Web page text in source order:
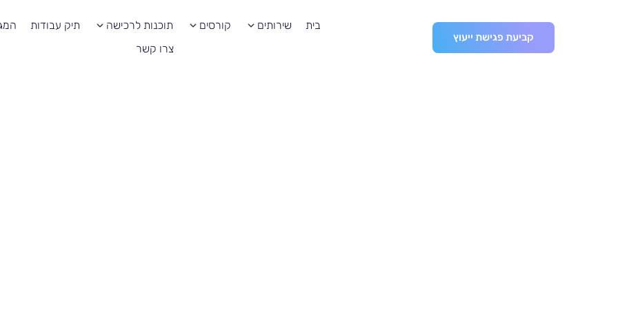
קביעת פגישת ייעוץ
בית שירותים קורסים תוכנות לרכישה תיק עבודות
צרו קשר